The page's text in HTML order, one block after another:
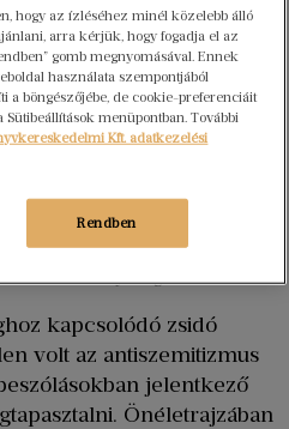
kapcsolódó zsidó
volt az antiszemitizmus
jelentkező
Önéletrajzában
hogy az ízléséhez minél közelebb álló
arra kérjük, hogy fogadja el az
gomb megnyomásával. Ennek
használata szempontjából
a böngészőjébe, de cookie-preferenciáit
menüpontban. További
Kft. adatkezelési
Rendben